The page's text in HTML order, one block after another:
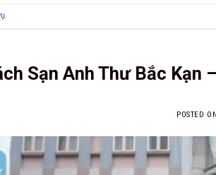
Sạn Anh Thư Bắc Kạn
POSTED